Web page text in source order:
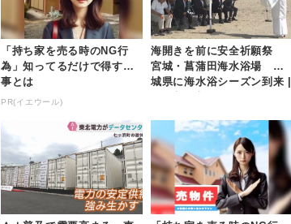
「持ち家を売る時のNG行
為」知ってるだけで得する
事とは
PR(イエウール)
海開きを前に安全祈願祭
宮城・菖蒲田海水浴場 宮
城県に海水浴シーズン到来 |